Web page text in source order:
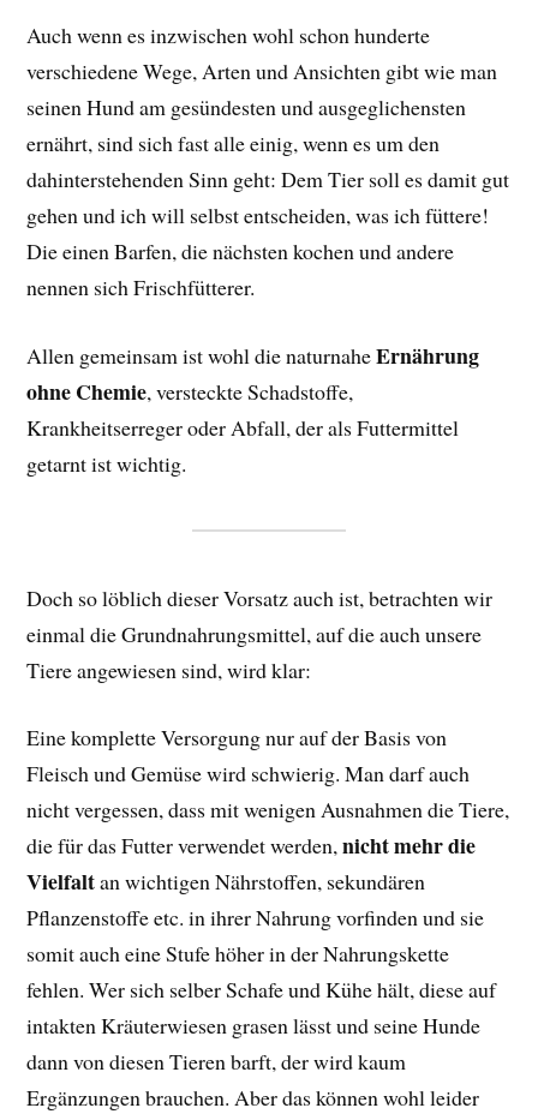
Auch wenn es inzwischen wohl schon hunderte
verschiedene Wege, Arten und Ansichten gibt wie man
seinen Hund am gesündesten und ausgeglichensten
ernährt, sind sich fast alle einig, wenn es um den
dahinterstehenden Sinn geht: Dem Tier soll es damit gut
gehen und ich will selbst entscheiden, was ich füttere!
Die einen Barfen, die nächsten kochen und andere
nennen sich Frischfütterer.
Allen gemeinsam ist wohl die naturnaheErnährung
ohne Chemie, versteckte Schadstoffe,
Krankheitserreger oder Abfall, der als Futtermittel
getarnt ist wichtig.
Doch so löblich dieser Vorsatz auch ist, betrachten wir
einmal die Grundnahrungsmittel, auf die auch unsere
Tiere angewiesen sind, wird klar:
Eine komplette Versorgung nur auf der Basis von
Fleisch und Gemüse wird schwierig. Man darf auch
nicht vergessen, dass mit wenigen Ausnahmen die Tiere,
die für das Futter verwendet werden,nicht mehr die
Vielfaltan wichtigen Nährstoffen, sekundären
Pflanzenstoffe etc. in ihrer Nahrung vorfinden und sie
somit auch eine Stufe höher in der Nahrungskette
fehlen. Wer sich selber Schafe und Kühe hält, diese auf
intakten Kräuterwiesen grasen lässt und seine Hunde
dann von diesen Tieren barft, der wird kaum
Ergänzungen brauchen. Aber das können wohl leider